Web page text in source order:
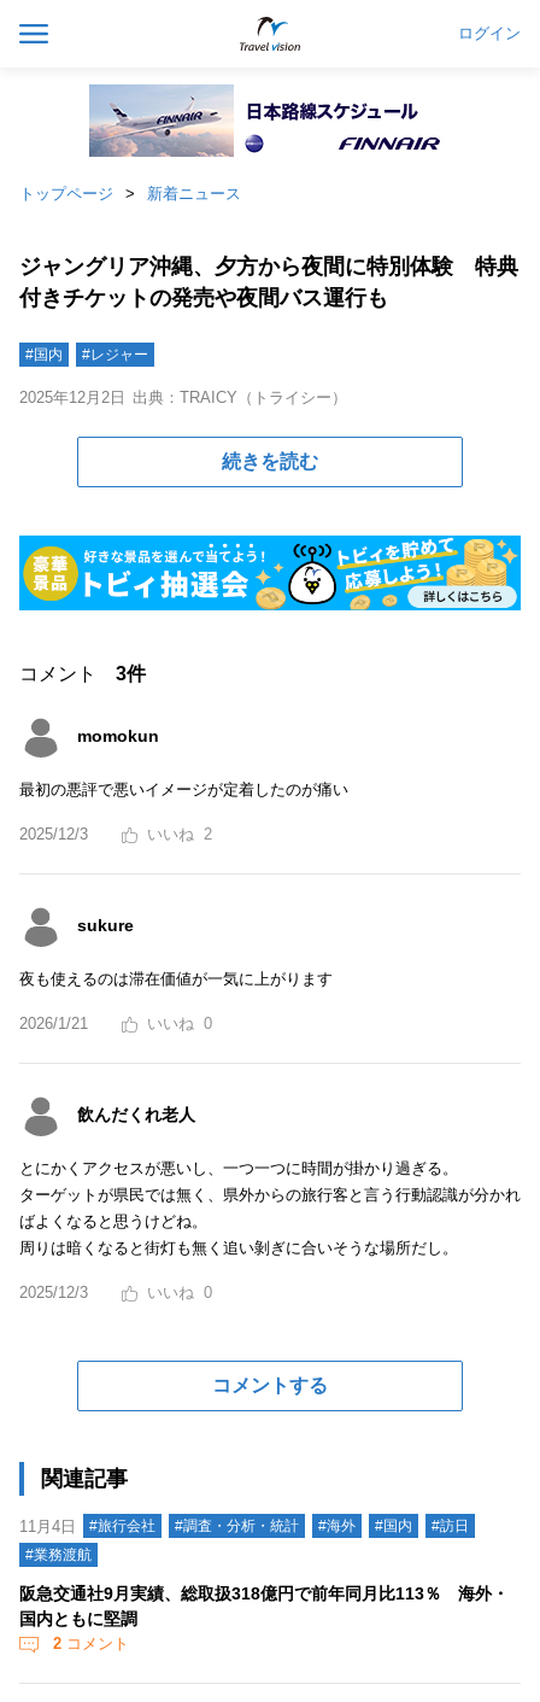
ログイン
トップページ 新着ニュース
ジャングリア沖縄、夕方から夜間に特別体験 特典
付きチケットの発売や夜間バス運行も
#国内 #レジャー
2025年12月2日 出典：TRAICY（トライシー）
続きを読む
コメント 3件
momokun
最初の悪評で悪いイメージが定着したのが痛い
2025/12/3 2
sukure
夜も使えるのは滞在価値が一気に上がります
2026/1/21 0
飲んだくれ老人
とにかくアクセスが悪いし、一つ一つに時間が掛かり過ぎる。
ターゲットが県民では無く、県外からの旅行客と言う行動認識が分かれ
ばよくなると思うけどね。
周りは暗くなると街灯も無く追い剝ぎに合いそうな場所だし。
2025/12/3 0
コメントする
関連記事
11月4日 #旅行会社 #調査・分析・統計 #海外 #国内
#訪日
#業務渡航
阪急交通社9月実績、総取扱318億円で前年同月比113％ 海外・
国内ともに堅調
2 コメント